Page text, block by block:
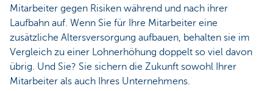
Mitarbeiter gegen Risiken während und nach ihrer
Laufbahn auf. Wenn Sie für Ihre Mitarbeiter eine
zusätzliche Altersversorgung aufbauen, behalten sie im
Vergleich zu einer Lohnerhöhung doppelt so viel davon
übrig. Und Sie? Sie sichern die Zukunft sowohl Ihrer
Mitarbeiter als auch Ihres Unternehmens.